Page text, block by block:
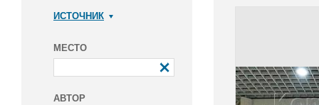
ИСТОЧНИК
МЕСТО
АВТОР